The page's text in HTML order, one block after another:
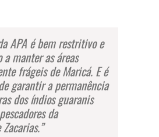
APA é bem restritivo e
manter as áreas
frágeis de Maricá. E é
garantir a permanência
dos índios guaranis
da